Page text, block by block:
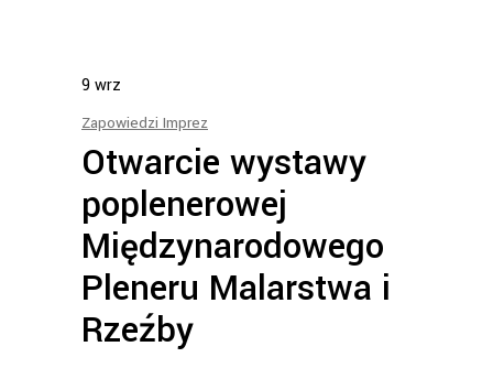
9wrz
Zapowiedzi Imprez
Otwarcie wystawy
poplenerowej
Międzynarodowego
Pleneru Malarstwa i
Rzeźby